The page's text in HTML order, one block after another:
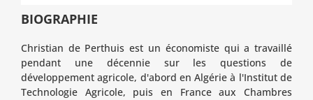
BIOGRAPHIE
Christian de Perthuis est un économiste qui a travaillé
pendant une décennie sur les questions de
développement agricole, d'abord en Algérie à l'Institut de
Technologie Agricole, puis en France aux Chambres